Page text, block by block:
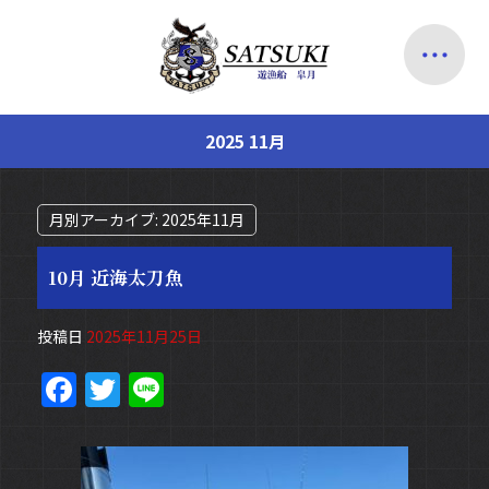
2025 11月
月別アーカイブ: 2025年11月
10月 近海太刀魚
投稿日 2025年11月25日
F
c
T
itt
Li
e